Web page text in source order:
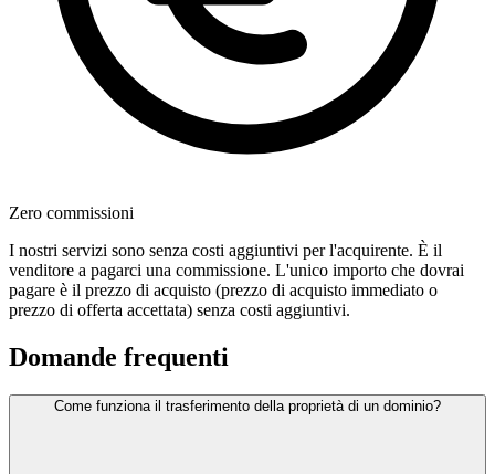
Zero commissioni
I nostri servizi sono senza costi aggiuntivi per l'acquirente. È il
venditore a pagarci una commissione. L'unico importo che dovrai
pagare è il prezzo di acquisto (prezzo di acquisto immediato o
prezzo di offerta accettata) senza costi aggiuntivi.
Domande frequenti
Come funziona il trasferimento della proprietà di un dominio?